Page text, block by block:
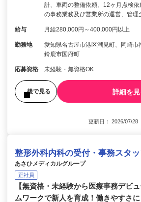
計、車両の整備依頼、12ヶ月点検
の事務業務及び営業所の運営、管
給与 月給280,000円～400,000円以上
勤務地
愛知県名古屋市港区潮見町、岡崎
鈴鹿市国府町
応募資格 未経験・無資格OK
後で見る 詳細を見
更新日： 2026/07/
整形外科内科の受付・事務スタ
あさひメディカルグループ
正社員
【無資格・未経験から医療事務デビ
ムワークで新人を育成！働きやすさ